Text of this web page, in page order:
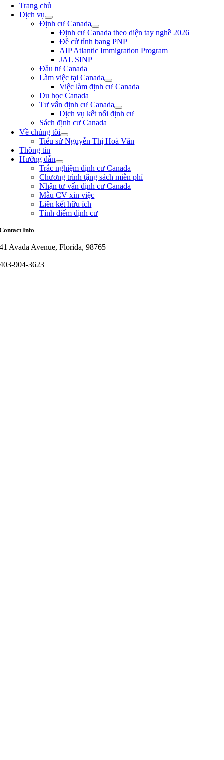
Trang chủ
Dịch vụ
Định cư Canada
Định cư Canada theo diện tay nghề 2026
Đề cử tỉnh bang PNP
AIP Atlantic Immigration Program
JAL SINP
Đầu tư Canada
Làm việc tại Canada
Việc làm định cư Canada
Du học Canada
Tư vấn định cư Canada
Dịch vụ kết nối định cư
Sách định cư Canada
Về chúng tôi
Tiểu sử Nguyễn Thị Hoà Vân
Thông tin
Hướng dẫn
Trắc nghiệm định cư Canada
Chương trình tặng sách miễn phí
Nhận tư vấn định cư Canada
Mẫu CV xin việc
Liên kết hữu ích
Tính điểm định cư
Contact Info
41 Avada Avenue, Florida, 98765
403-904-3623